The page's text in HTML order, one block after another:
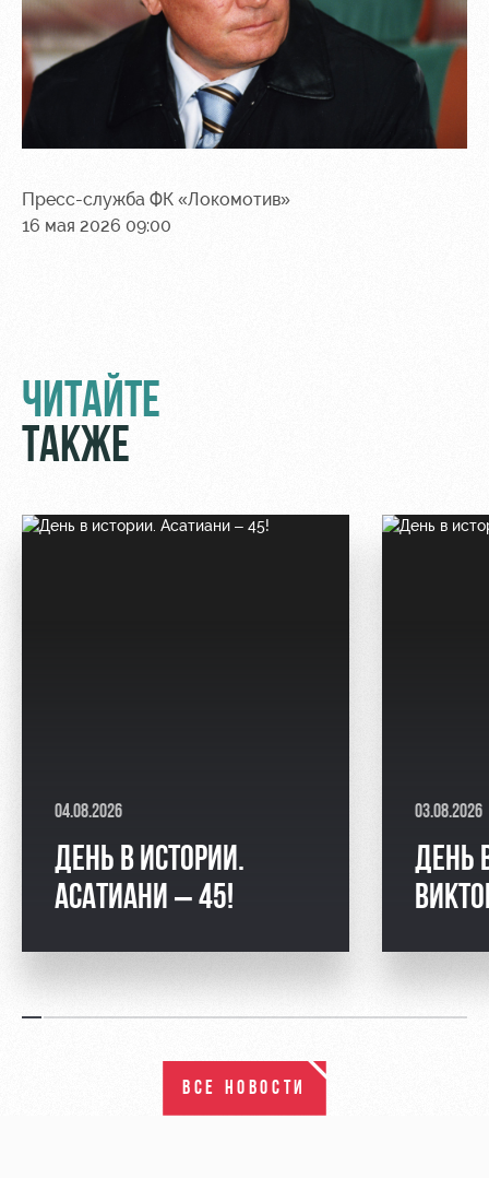
Пресс-служба ФК «Локомотив»
16 мая 2026 09:00
ЧИТАЙТЕ
ТАКЖЕ
04.08.2026
ДЕНЬ В ИСТОРИИ.
АСАТИАНИ – 45!
03.08.2026
ДЕНЬ
ВСЕ НОВОСТИ